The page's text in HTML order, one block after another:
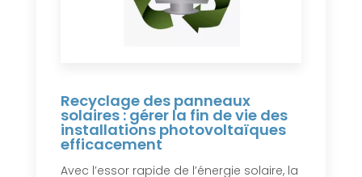
Recyclage des panneaux
solaires : gérer la fin de vie des
installations photovoltaïques
efficacement
Avec l’essor rapide de l’énergie solaire, la